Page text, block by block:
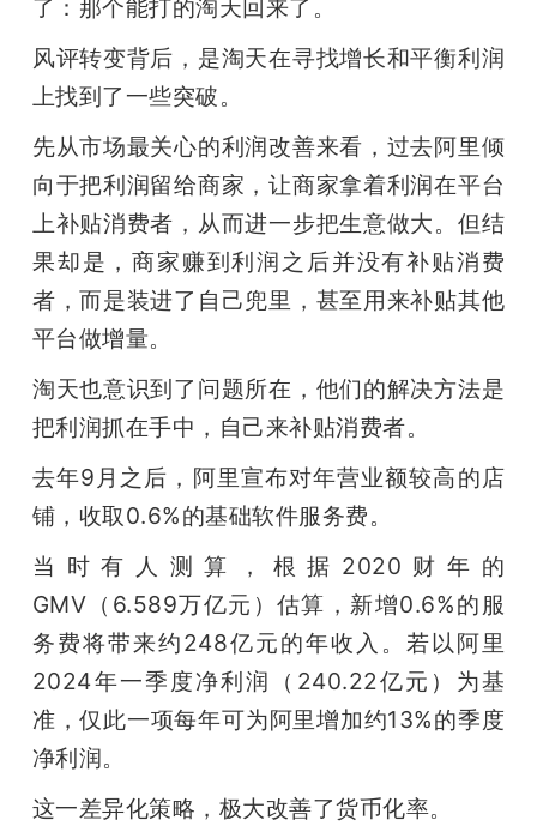
了：那个能打的淘天回来了。
风评转变背后，是淘天在寻找增长和平衡利润
上找到了一些突破。
先从市场最关心的利润改善来看，过去阿里倾
向于把利润留给商家，让商家拿着利润在平台
上补贴消费者，从而进一步把生意做大。但结
果却是，商家赚到利润之后并没有补贴消费
者，而是装进了自己兜里，甚至用来补贴其他
平台做增量。
淘天也意识到了问题所在，他们的解决方法是
把利润抓在手中，自己来补贴消费者。
去年9月之后，阿里宣布对年营业额较高的店
铺，收取0.6%的基础软件服务费。
当时有人测算，根据2020财年的
GMV（6.589万亿元）估算，新增0.6%的服
务费将带来约248亿元的年收入。若以阿里
2024年一季度净利润（240.22亿元）为基
准，仅此一项每年可为阿里增加约13%的季度
净利润。
这一差异化策略，极大改善了货币化率。